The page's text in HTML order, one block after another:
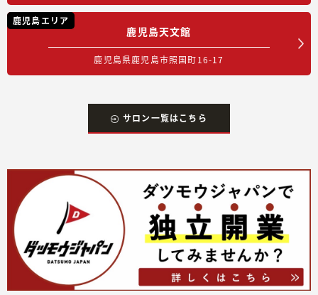
鹿児島エリア
鹿児島天文館
鹿児島県鹿児島市照国町16-17
サロン一覧はこちら